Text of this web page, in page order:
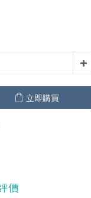
立即購買
價